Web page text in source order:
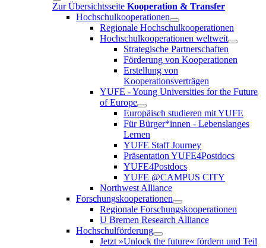
Zur Übersichtsseite Kooperation & Transfer
Hochschulkooperationen
Regionale Hochschulkooperationen
Hochschulkooperationen weltweit
Strategische Partnerschaften
Förderung von Kooperationen
Erstellung von
Kooperationsverträgen
YUFE - Young Universities for the Future
of Europe
Europäisch studieren mit YUFE
Für Bürger*innen - Lebenslanges
Lernen
YUFE Staff Journey
Präsentation YUFE4Postdocs
YUFE4Postdocs
YUFE @CAMPUS CITY
Northwest Alliance
Forschungskooperationen
Regionale Forschungskooperationen
U Bremen Research Alliance
Hochschulförderung
Jetzt »Unlock the future« fördern und Teil